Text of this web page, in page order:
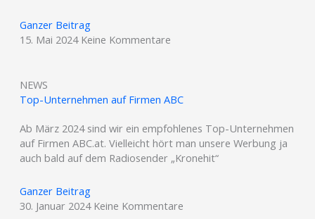
Ganzer Beitrag
15. Mai 2024 Keine Kommentare
NEWS
Top-Unternehmen auf Firmen ABC
Ab März 2024 sind wir ein empfohlenes Top-Unternehmen
auf Firmen ABC.at. Vielleicht hört man unsere Werbung ja
auch bald auf dem Radiosender „Kronehit“
Ganzer Beitrag
30. Januar 2024 Keine Kommentare